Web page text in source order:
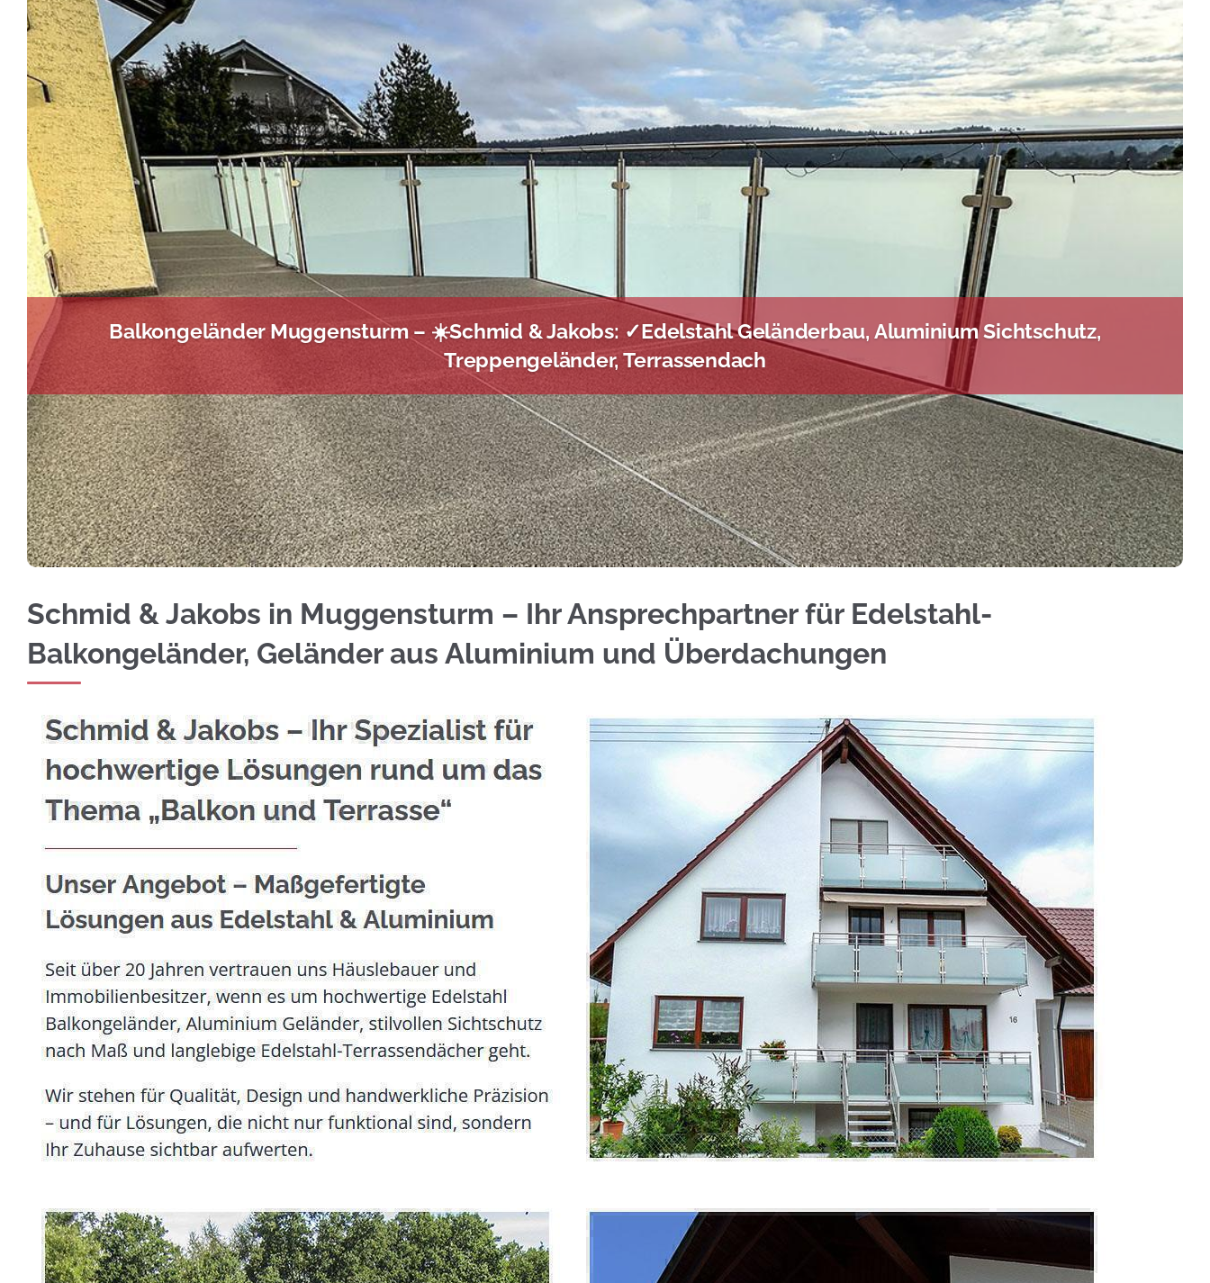
Balkongeländer Muggensturm – ☀️Schmid & Jakobs: ✓Edelstahl Geländerbau, Aluminium Sichtschutz,
Treppengeländer, Terrassendach
Auf der Suche nach Edelstahl Balkongeländer in Muggensturm? ☀️Schmid & Jakobs hilft Ihnen und ✓Treppengeländer, Aluminium
Schmid & Jakobs in Muggensturm – Ihr Ansprechpartner für Edelstahl-
Balkongeländer, Geländer aus Aluminium und Überdachungen